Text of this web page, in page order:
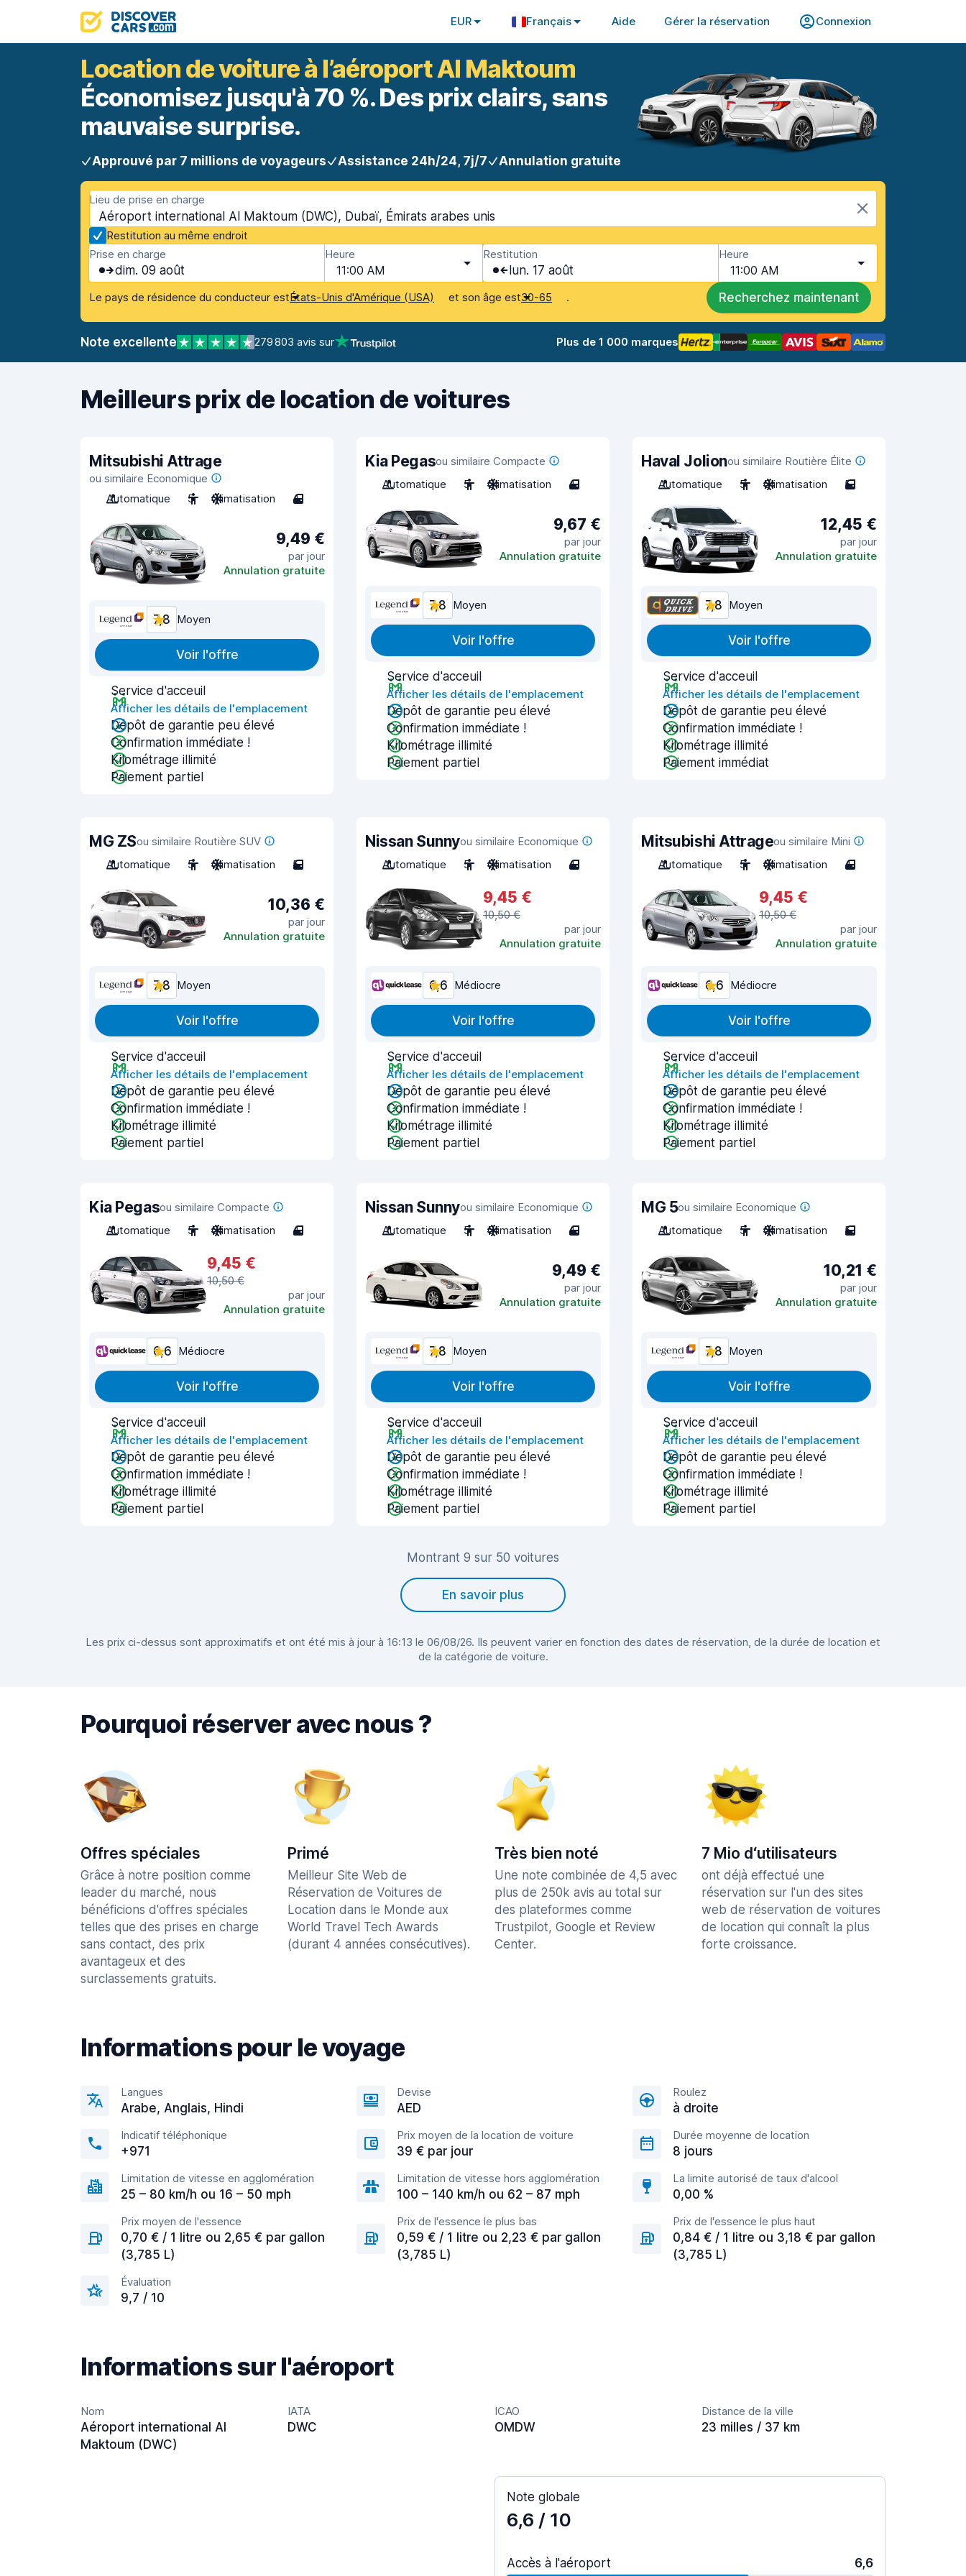
EUR Français Aide Gérer la réservation Connexion
Location de voiture à l’aéroport Al Maktoum
Économisez jusqu'à 70 %. Des prix clairs, sans
mauvaise surprise.
Approuvé par 7 millions de voyageurs Assistance 24h/24, 7j/7 Annulation gratuite
Lieu de prise en charge
Aéroport international Al Maktoum (DWC), Dubaï, Émirats arabes unis
Restitution au même endroit
Prise en charge
dim. 09 août
Heure
11:00 AM
Restitution
lun. 17 août
Heure
11:00 AM
Le pays de résidence du conducteur estÉtats-Unis d'Amérique (USA) et son âge est30-65 . Recherchez maintenant
Note excellente 279 803 avis sur Plus de 1 000 marques
Meilleurs prix de location de voitures
Mitsubishi Attrage
ou similaire Economique
Automatique
5 Climatisation 4
9,49 €
par jour
Annulation gratuite
7,8 Moyen
Voir l'offre
Service d'acceuil
Afficher les détails de l'emplacement
Dépôt de garantie peu élevé
Confirmation immédiate !
Kilométrage illimité
Paiement partiel
Kia Pegasou similaire Compacte
Automatique
5 Climatisation 4
9,67 €
par jour
Annulation gratuite
7,8 Moyen
Voir l'offre
Service d'acceuil
Afficher les détails de l'emplacement
Dépôt de garantie peu élevé
Confirmation immédiate !
Kilométrage illimité
Paiement partiel
Haval Jolionou similaire Routière Élite
Automatique
5 Climatisation 5
12,45 €
par jour
Annulation gratuite
7,8 Moyen
Voir l'offre
Service d'acceuil
Afficher les détails de l'emplacement
Dépôt de garantie peu élevé
Confirmation immédiate !
Kilométrage illimité
Paiement immédiat
MG ZSou similaire Routière SUV
Automatique
5 Climatisation 5
10,36 €
par jour
Annulation gratuite
7,8 Moyen
Voir l'offre
Service d'acceuil
Afficher les détails de l'emplacement
Dépôt de garantie peu élevé
Confirmation immédiate !
Kilométrage illimité
Paiement partiel
Nissan Sunnyou similaire Economique
Automatique
5 Climatisation 4
9,45 €
10,50 €
par jour
Annulation gratuite
6,6 Médiocre
Voir l'offre
Service d'acceuil
Afficher les détails de l'emplacement
Dépôt de garantie peu élevé
Confirmation immédiate !
Kilométrage illimité
Paiement partiel
Mitsubishi Attrageou similaire Mini
Automatique
5 Climatisation 4
9,45 €
10,50 €
par jour
Annulation gratuite
6,6 Médiocre
Voir l'offre
Service d'acceuil
Afficher les détails de l'emplacement
Dépôt de garantie peu élevé
Confirmation immédiate !
Kilométrage illimité
Paiement partiel
Kia Pegasou similaire Compacte
Automatique
5 Climatisation 4
9,45 €
10,50 €
par jour
Annulation gratuite
6,6 Médiocre
Voir l'offre
Service d'acceuil
Afficher les détails de l'emplacement
Dépôt de garantie peu élevé
Confirmation immédiate !
Kilométrage illimité
Paiement partiel
Nissan Sunnyou similaire Economique
Automatique
5 Climatisation 4
9,49 €
par jour
Annulation gratuite
7,8 Moyen
Voir l'offre
Service d'acceuil
Afficher les détails de l'emplacement
Dépôt de garantie peu élevé
Confirmation immédiate !
Kilométrage illimité
Paiement partiel
MG 5ou similaire Economique
Automatique
5 Climatisation 5
10,21 €
par jour
Annulation gratuite
7,8 Moyen
Voir l'offre
Service d'acceuil
Afficher les détails de l'emplacement
Dépôt de garantie peu élevé
Confirmation immédiate !
Kilométrage illimité
Paiement partiel
Montrant 9 sur 50 voitures
En savoir plus
Les prix ci-dessus sont approximatifs et ont été mis à jour à 16:13 le 06/08/26. Ils peuvent varier en fonction des dates de réservation, de la durée de location et
de la catégorie de voiture.
Pourquoi réserver avec nous ?
Offres spéciales
Grâce à notre position comme
leader du marché, nous
bénéficions d'offres spéciales
telles que des prises en charge
sans contact, des prix
avantageux et des
surclassements gratuits.
Primé
Meilleur Site Web de
Réservation de Voitures de
Location dans le Monde aux
World Travel Tech Awards
(durant 4 années consécutives).
Très bien noté
Une note combinée de 4,5 avec
plus de 250k avis au total sur
des plateformes comme
Trustpilot, Google et Review
Center.
7 Mio d‘utilisateurs
ont déjà effectué une
réservation sur l'un des sites
web de réservation de voitures
de location qui connaît la plus
forte croissance.
Informations pour le voyage
Langues
Arabe, Anglais, Hindi
Devise
AED
Roulez
à droite
Indicatif téléphonique
+971
Prix moyen de la location de voiture
39 € par jour
Durée moyenne de location
8 jours
Limitation de vitesse en agglomération
25 – 80 km/h ou 16 – 50 mph
Limitation de vitesse hors agglomération
100 – 140 km/h ou 62 – 87 mph
La limite autorisé de taux d'alcool
0,00 %
Prix moyen de l'essence
0,70 € / 1 litre ou 2,65 € par gallon
(3,785 L)
Prix de l'essence le plus bas
0,59 € / 1 litre ou 2,23 € par gallon
(3,785 L)
Prix de l'essence le plus haut
0,84 € / 1 litre ou 3,18 € par gallon
(3,785 L)
Évaluation
9,7 / 10
Informations sur l'aéroport
Nom
Aéroport international Al
Maktoum (DWC)
IATA
DWC
ICAO
OMDW
Distance de la ville
23 milles / 37 km
Note globale
6,6 / 10
Accès à l'aéroport 6,6